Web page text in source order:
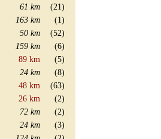
61 km
(21)
163 km
(1)
50 km
(52)
159 km
(6)
89 km
(5)
24 km
(8)
48 km
(63)
26 km
(2)
72 km
(2)
24 km
(3)